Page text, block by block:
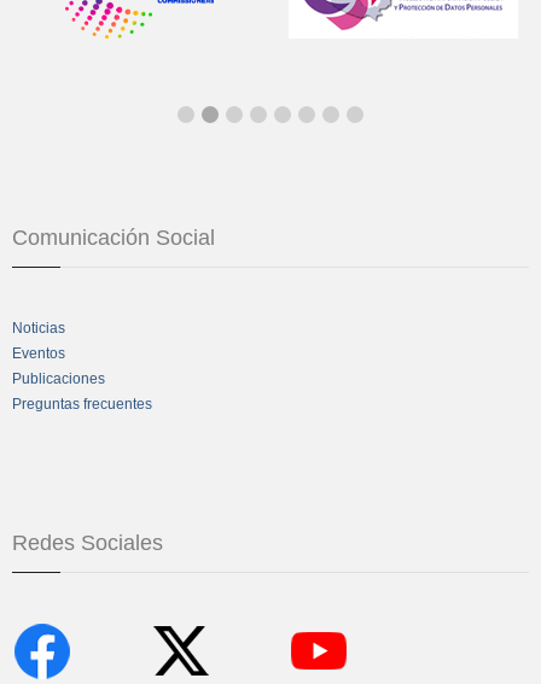
Comunicación Social
Noticias
Eventos
Publicaciones
Preguntas frecuentes
Redes Sociales